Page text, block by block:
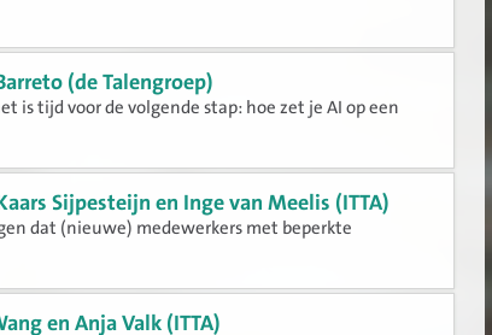
(de Talengroep)
is tijd voor de volgende stap: hoe zet je AI op een
Sijpesteijn en Inge van Meelis (ITTA)
dat (nieuwe) medewerkers met beperkte
en Anja Valk (ITTA)